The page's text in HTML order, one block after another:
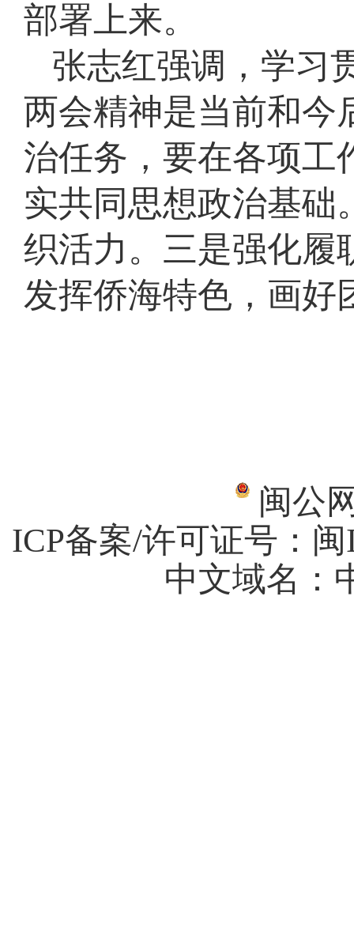
部署上来。
张志红强调，学习
两会精神是当前和今
治任务，要在各项工
实共同思想政治基础
织活力。三是强化履
发挥侨海特色，画好
闽公
ICP备案/许可证号： 闽
中文域名：